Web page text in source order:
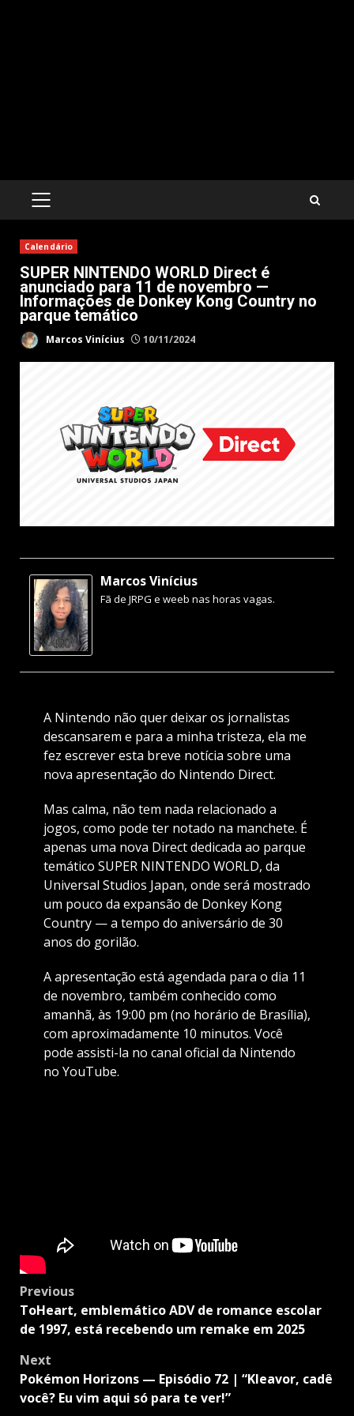
PRIMARY
Calendário
SUPER NINTENDO WORLD Direct é
anunciado para 11 de novembro —
Informações de Donkey Kong Country no
parque temático
Marcos Vinícius 10/11/2024
Marcos Vinícius
Fã de JRPG e weeb nas horas vagas.
A Nintendo não quer deixar os jornalistas
descansarem e para a minha tristeza, ela me
fez escrever esta breve notícia sobre uma
nova apresentação do Nintendo Direct.
Mas calma, não tem nada relacionado a
jogos, como pode ter notado na manchete. É
apenas uma nova Direct dedicada ao parque
temático SUPER NINTENDO WORLD, da
Universal Studios Japan, onde será mostrado
um pouco da expansão de Donkey Kong
Country — a tempo do aniversário de 30
anos do gorilão.
A apresentação está agendada para o dia 11
de novembro, também conhecido como
amanhã, às 19:00 pm (no horário de Brasília),
com aproximadamente 10 minutos. Você
pode assisti-la no canal oficial da Nintendo
no YouTube.
Post
navigation
Previous
ToHeart, emblemático ADV de romance escolar
de 1997, está recebendo um remake em 2025
Next
Pokémon Horizons — Episódio 72 | “Kleavor, cadê
você? Eu vim aqui só para te ver!”